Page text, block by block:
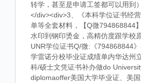
转学，甚至是申请工签都可以用到）
</div><div>3、《本科学位证书经
单等全套材料，【Q微794868844
水印到钢印烫金，高精仿度跟学校
UNR学位证书Q/微:《794868844
学雷诺分校毕业证成绩单内华达州
科/硕士文凭证书补办做do
diplomaoffer美国大学毕业证、美